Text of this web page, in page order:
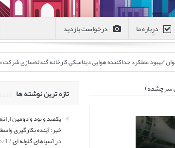
درباره ما درخواست بازدید
“بهبود عملکرد جداکننده هوایی دینامیکی کارخانه
سرچشمه) تازه ترین نوشته ها
یکصد و نود و دومین
خبر: آینده بکارگیری
در آسیاهای گلوله ای12